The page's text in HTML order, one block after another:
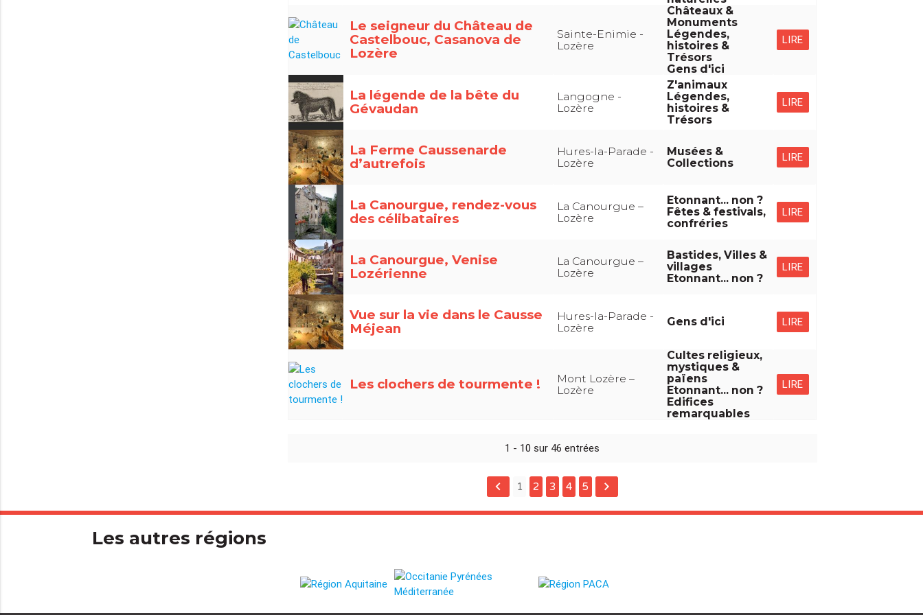
Le seigneur du Château de
Castelbouc, Casanova de
Lozère
Sainte-Enimie -
Lozère
Châteaux &
Monuments
Légendes,
histoires &
Trésors
Gens d'ici
LIRE
La légende de la bête du
Gévaudan
Langogne -
Lozère
Z'animaux
Légendes,
histoires &
Trésors
LIRE
La Ferme Caussenarde
d’autrefois
Hures-la-Parade -
Lozère
Musées &
Collections
LIRE
La Canourgue, rendez-vous
des célibataires
La Canourgue –
Lozère
Etonnant... non ?
Fêtes & festivals,
confréries
LIRE
La Canourgue, Venise
Lozérienne
La Canourgue –
Lozère
Bastides, Villes &
villages
Etonnant... non ?
LIRE
Vue sur la vie dans le Causse
Méjean
Hures-la-Parade -
Lozère
Gens d'ici LIRE
Les clochers de tourmente !
Mont Lozère –
Lozère
Cultes religieux,
mystiques &
païens
Etonnant... non ?
Edifices
remarquables
LIRE
1 - 10 sur 46 entrées
keyboard_arrow_left 1 2 3 4 5 keyboard_arrow_right
Les autres régions